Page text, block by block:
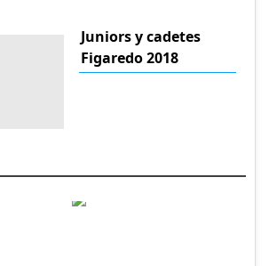
Juniors y cadetes
Figaredo 2018